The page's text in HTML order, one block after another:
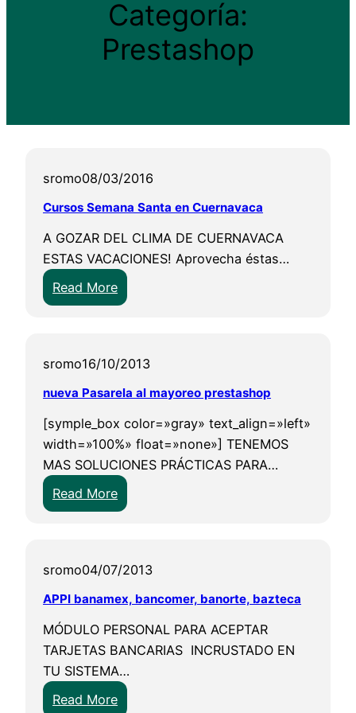
Categoría:
Prestashop
sromo08/03/2016
Cursos Semana Santa en Cuernavaca
A GOZAR DEL CLIMA DE CUERNAVACA
ESTAS VACACIONES! Aprovecha éstas…
Read More:
C
s
o
S
e
m
a
n
a
n
a
e
n
C
sromo16/10/2013
nueva Pasarela al mayoreo prestashop
[symple_box color=»gray» text_align=»left»
width=»100%» float=»none»] TENEMOS
MAS SOLUCIONES PRÁCTICAS PARA…
Read More:
n
v
a
a
s
a
r
sromo04/07/2013
APPI banamex, bancomer, banorte, bazteca
MÓDULO PERSONAL PARA ACEPTAR
TARJETAS BANCARIAS INCRUSTADO EN
TU SISTEMA…
Read More: